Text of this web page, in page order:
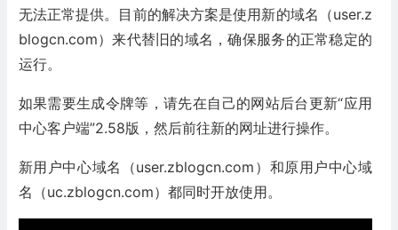
无法正常提供。目前的解决方案是使用新的域名（user.z
blogcn.com）来代替旧的域名，确保服务的正常稳定的
运行。
如果需要生成令牌等，请先在自己的网站后台更新“应用
中心客户端”2.58版，然后前往新的网址进行操作。
新用户中心域名（user.zblogcn.com）和原用户中心域
名（uc.zblogcn.com）都同时开放使用。